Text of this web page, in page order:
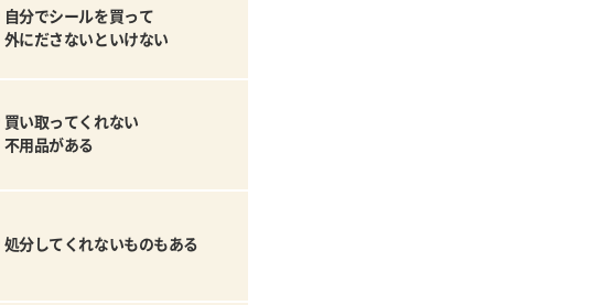
自分でシールを買って
外にださないといけない
買い取ってくれない
不用品がある
処分してくれないものもある